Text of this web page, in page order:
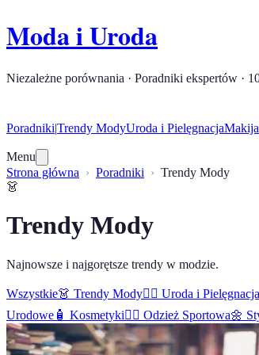
Moda i Uroda
Niezależne porównania · Poradniki ekspertów ·
Poradniki|Trendy ModyUroda i Pielęgnacja
Menu
Strona główna
Poradniki
Trendy Mody
👗
Trendy Mody
Najnowsze i najgorętsze trendy w modzie.
Wszystkie👗 Trendy Mody🧖‍♀️ Uroda i Pielęgnacja
Urodowe 🧴 Kosmetyki🏋️‍♀️ Odzież Sportowa🌼